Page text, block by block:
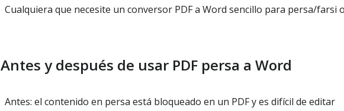
Cualquiera que necesite un conversor PDF a Word sencillo para persa/farsi
Antes y después de usar PDF persa a Word
Antes: el contenido en persa está bloqueado en un PDF y es difícil de editar